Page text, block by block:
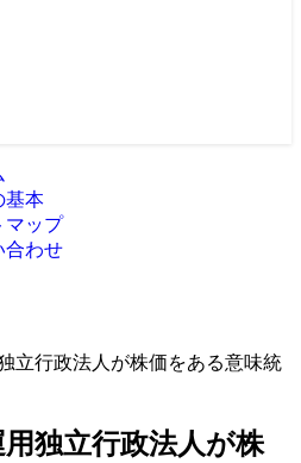
基本
マップ
合わせ
立行政法人が株価をある意味統
独立行政法人が株